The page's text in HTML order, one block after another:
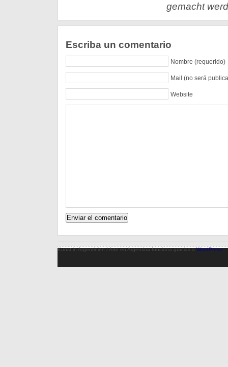
gemacht
Escriba un comentario
Nombre (requerido)
Mail (no será
Website
Kunst in Argentinien / Arte en Argentina funciona gracias aWordPress